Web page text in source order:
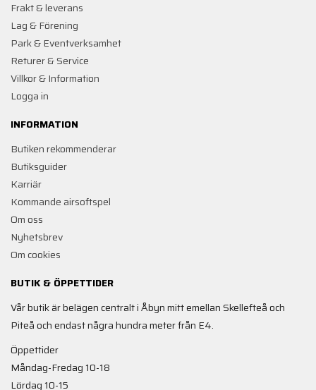
Frakt & leverans
Lag & Förening
Park & Eventverksamhet
Returer & Service
Villkor & Information
Logga in
INFORMATION
Butiken rekommenderar
Butiksguider
Karriär
Kommande airsoftspel
Om oss
Nyhetsbrev
Om cookies
BUTIK & ÖPPETTIDER
Vår butik är belägen centralt i Åbyn mitt emellan Skellefteå och
Piteå och endast några hundra meter från E4.
Öppettider
Måndag-Fredag 10-18
Lördag 10-15